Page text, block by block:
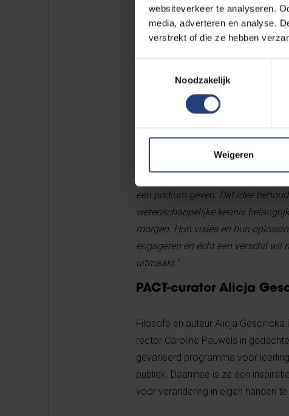
websiteverkeer te analyseren.
media, adverteren en analyse.
verstrekt of die ze hebben
Noodzakelijk
Weigeren
kritische dialogen laten we ons
PACT
Ook het verdiepende aanbod van
ererector Caroline Pauwels – valt
sprekers naar Brussel te halen”,
een podium geven. Dat idee
wetenschappelijke kennis
morgen. Hun visies en hun
engageren en écht een verschil wil
uitmaakt.”
PACT-curator Alicja
Filosofe en auteur Alicja Gescincka
rector Caroline Pauwels in
gevarieerd programma voor
publiek. Daarmee is ze een
voor verandering in eigen handen te